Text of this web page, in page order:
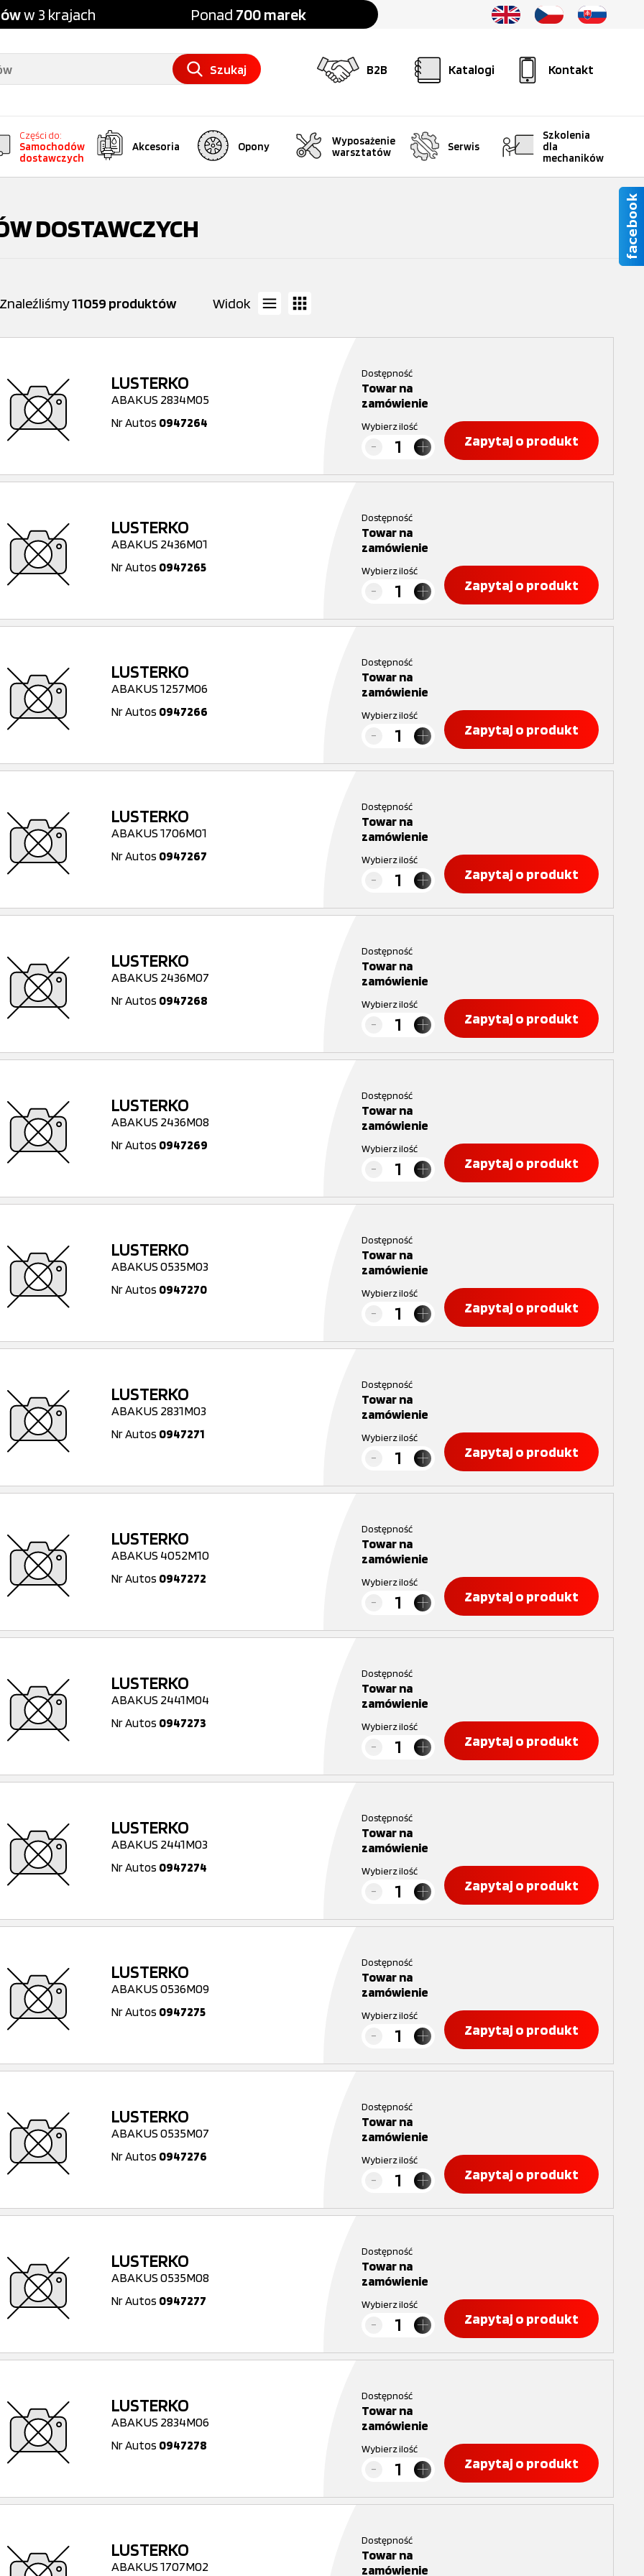
w 3 krajach Ponad 700 marek
B2B Katalogi Kontakt
Szukaj
Części do:
Samochodów
dostawczych
Akcesoria Opony
Wyposażenie
warsztatów
Serwis
Szkolenia
dla
mechaników
DOSTAWCZYCH
Znaleźliśmy11059 produktów Widok
LUSTERKO
ABAKUS 2834M05
Nr Autos 0947264
Dostępność
Towar na
zamówienie
Wybierz ilość
Zapytaj o produkt
LUSTERKO
ABAKUS 2436M01
Nr Autos 0947265
Dostępność
Towar na
zamówienie
Wybierz ilość
Zapytaj o produkt
LUSTERKO
ABAKUS 1257M06
Nr Autos 0947266
Dostępność
Towar na
zamówienie
Wybierz ilość
Zapytaj o produkt
LUSTERKO
ABAKUS 1706M01
Nr Autos 0947267
Dostępność
Towar na
zamówienie
Wybierz ilość
Zapytaj o produkt
LUSTERKO
ABAKUS 2436M07
Nr Autos 0947268
Dostępność
Towar na
zamówienie
Wybierz ilość
Zapytaj o produkt
LUSTERKO
ABAKUS 2436M08
Nr Autos 0947269
Dostępność
Towar na
zamówienie
Wybierz ilość
Zapytaj o produkt
LUSTERKO
ABAKUS 0535M03
Nr Autos 0947270
Dostępność
Towar na
zamówienie
Wybierz ilość
Zapytaj o produkt
LUSTERKO
ABAKUS 2831M03
Nr Autos 0947271
Dostępność
Towar na
zamówienie
Wybierz ilość
Zapytaj o produkt
LUSTERKO
ABAKUS 4052M10
Nr Autos 0947272
Dostępność
Towar na
zamówienie
Wybierz ilość
Zapytaj o produkt
LUSTERKO
ABAKUS 2441M04
Nr Autos 0947273
Dostępność
Towar na
zamówienie
Wybierz ilość
Zapytaj o produkt
LUSTERKO
ABAKUS 2441M03
Nr Autos 0947274
Dostępność
Towar na
zamówienie
Wybierz ilość
Zapytaj o produkt
LUSTERKO
ABAKUS 0536M09
Nr Autos 0947275
Dostępność
Towar na
zamówienie
Wybierz ilość
Zapytaj o produkt
LUSTERKO
ABAKUS 0535M07
Nr Autos 0947276
Dostępność
Towar na
zamówienie
Wybierz ilość
Zapytaj o produkt
LUSTERKO
ABAKUS 0535M08
Nr Autos 0947277
Dostępność
Towar na
zamówienie
Wybierz ilość
Zapytaj o produkt
LUSTERKO
ABAKUS 2834M06
Nr Autos 0947278
Dostępność
Towar na
zamówienie
Wybierz ilość
Zapytaj o produkt
LUSTERKO
ABAKUS 1707M02
Dostępność
Towar na
zamówienie